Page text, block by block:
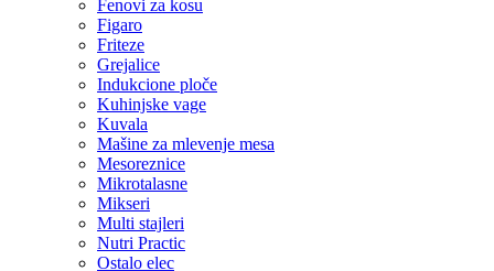
Fenovi za kosu
Figaro
Friteze
Grejalice
Indukcione ploče
Kuhinjske vage
Kuvala
Mašine za mlevenje mesa
Mesoreznice
Mikrotalasne
Mikseri
Multi stajleri
Nutri Practic
Ostalo elec